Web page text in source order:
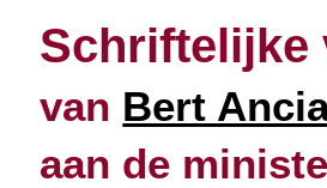
Schriftelijke
van Bert
aan de